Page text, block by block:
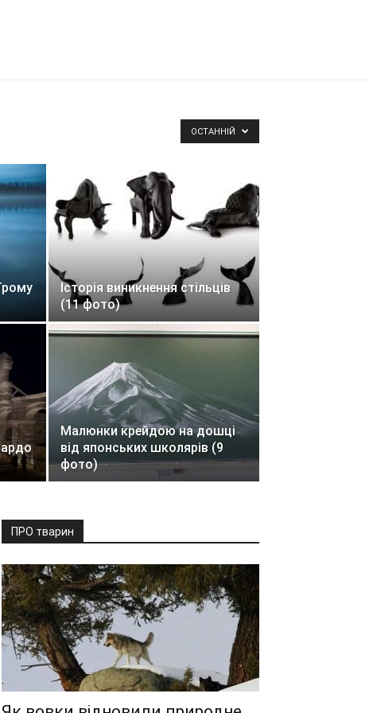
ОСТАННІЙ
Історія виникнення стільців
(11 фото)
Малюнки крейдою на дошці
від японських школярів (9
фото)
ПРО тварин